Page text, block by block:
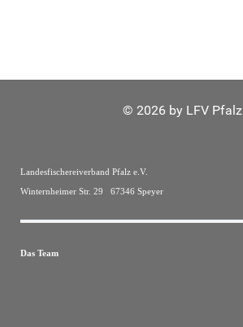
© 2026 by LFV Pfalz
Landesfischereiverband Pfalz e.V.
Winternheimer Str. 29 67346 Speyer
Das Team